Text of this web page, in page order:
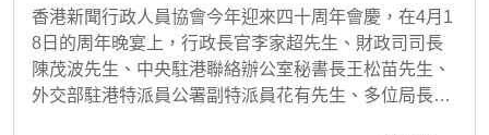
香港新聞行政人員協會今年迎來四十周年會慶，在4月1
8日的周年晚宴上，行政長官李家超先生、財政司司長
陳茂波先生、中央駐港聯絡辦公室秘書長王松苗先生、
外交部駐港特派員公署副特派員花有先生、多位局長及